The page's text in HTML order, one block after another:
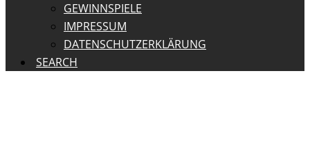
GEWINNSPIELE
IMPRESSUM
DATENSCHUTZERKLÄRUNG
SEARCH